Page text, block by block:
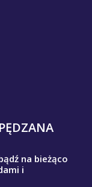
na bieżąco
i